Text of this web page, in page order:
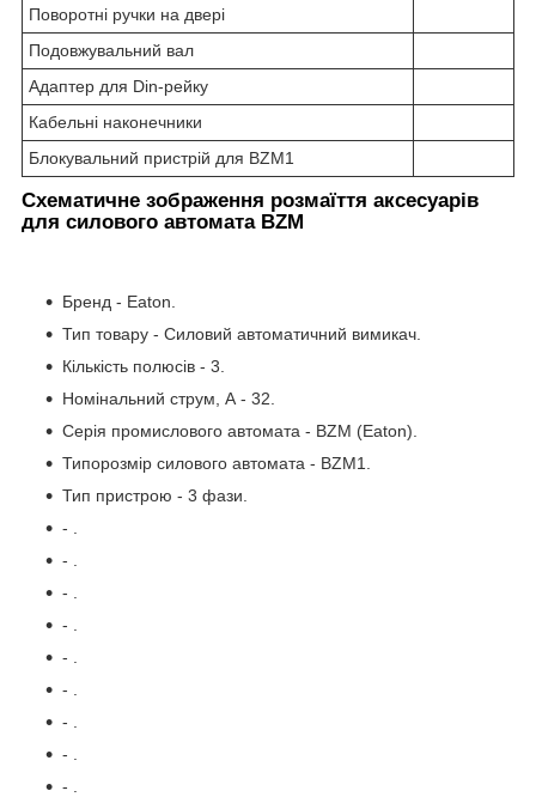
Поворотні ручки на двері
Подовжувальний вал
Адаптер для Din-рейку
Кабельні наконечники
Блокувальний пристрій для BZM1
Схематичне зображення розмаїття аксесуарів
для силового автомата BZM
Бренд - Eaton.
Тип товару - Силовий автоматичний вимикач.
Кількість полюсів - 3.
Номінальний струм, А - 32.
Серія промислового автомата - BZM (Eaton).
Типорозмір силового автомата - BZM1.
Тип пристрою - 3 фази.
- .
- .
- .
- .
- .
- .
- .
- .
- .